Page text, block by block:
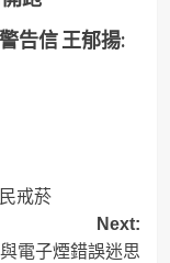
告信 王郁揚:
戒菸
Next:
電子煙錯誤迷思